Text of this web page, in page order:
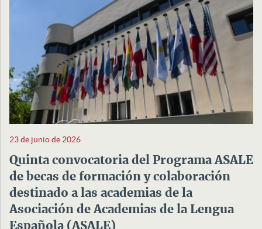
23 de junio de 2026
Quinta convocatoria del Programa ASALE
de becas de formación y colaboración
destinado a las academias de la
Asociación de Academias de la Lengua
Española (ASALE)